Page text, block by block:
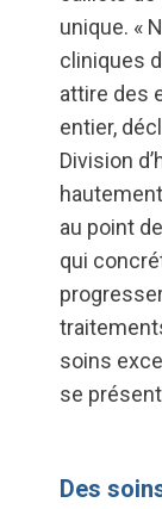
unique. «
cliniques
attire des
entier,
Division
au point
qui
soins
se
Des